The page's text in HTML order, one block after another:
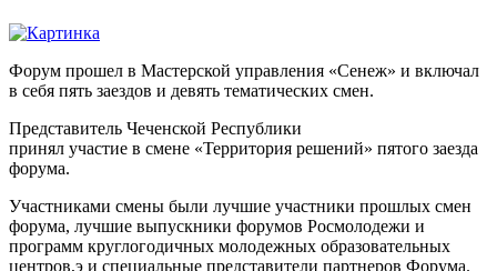
Форум прошел в Мастерской управления «Сенеж» и включал
в себя пять заездов и девять тематических смен.
Представитель Чеченской Республики
принял участие в смене «Территория решений» пятого заезда
форума.
Участниками смены были лучшие участники прошлых смен
форума, лучшие выпускники форумов Росмолодежи и
программ круглогодичных молодежных образовательных
центров,э и специальные представители партнеров Форума.